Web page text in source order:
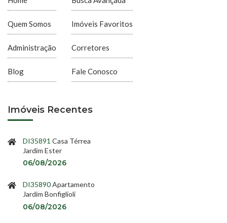
Quem Somos
Administração
Blog
Imóveis Favoritos
Corretores
Fale Conosco
Imóveis Recentes
DI35891 Casa Térrea
Jardim Ester
06/08/2026
DI35890Apartamento
Jardim Bonfiglioli
06/08/2026